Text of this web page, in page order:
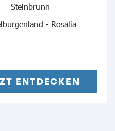
Steinbrunn
- Rosalia
ENTDECKEN